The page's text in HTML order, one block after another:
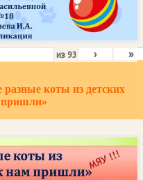
из 93 › »
коты из детских